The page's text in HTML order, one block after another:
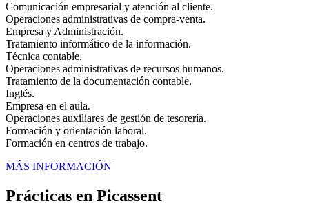
Comunicación empresarial y atención al cliente.
Operaciones administrativas de compra-venta.
Empresa y Administración.
Tratamiento informático de la información.
Técnica contable.
Operaciones administrativas de recursos humanos.
Tratamiento de la documentación contable.
Inglés.
Empresa en el aula.
Operaciones auxiliares de gestión de tesorería.
Formación y orientación laboral.
Formación en centros de trabajo.
MÁS INFORMACIÓN
Prácticas en Picassent